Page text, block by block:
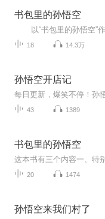
书包里的孙悟空
18 14.3万
孙悟空开店记
43 1389
书包里的孙悟空
20 1474
孙悟空来我们村了